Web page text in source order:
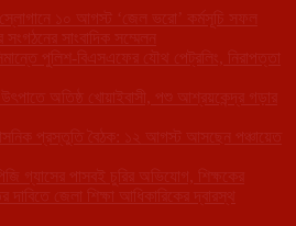
স্লোগানে ১০ আগস্ট ‘জেল ভরো’ কর্মসূচি সফল
সংগঠনের সাংবাদিক সম্মেলন
পুলিশ-বিএসএফের যৌথ পেট্রলিং, নিরাপত্তা
উৎপাতে অতিষ্ঠ খোয়াইবাসী, পশু আশ্রয়কেন্দ্র গড়ার
প্রস্তুতি বৈঠক: ১২ আগস্ট আসছেন পঞ্চায়েত
গ্যাসের পাসবই চুরির অভিযোগ, শিক্ষকের
দাবিতে জেলা শিক্ষা আধিকারিকের দ্বারস্থ